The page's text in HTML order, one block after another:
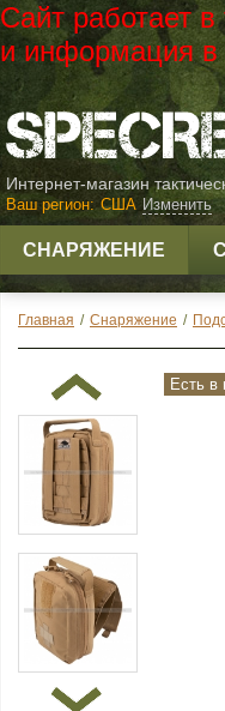
Сайт работает
и информация
Интернет-магазин
Изменить
Ваш регион: США
СНАРЯЖЕНИЕ
Главная / Снаряжение /
Есть в